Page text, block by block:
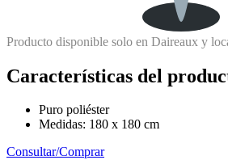
Producto disponible solo en Daireaux y
Características del
Puro poliéster
Medidas: 180 x 180 cm
Consultar/Comprar